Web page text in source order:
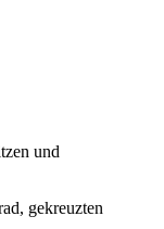
gekreuzten